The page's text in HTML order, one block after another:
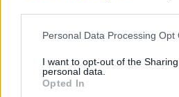
Please note that this website/app
not limited to your visit or usage
grant or deny consent to Google
use your data for below specified
Personal Data Processing Opt
I want to opt-out of the
personal data.
Opted In